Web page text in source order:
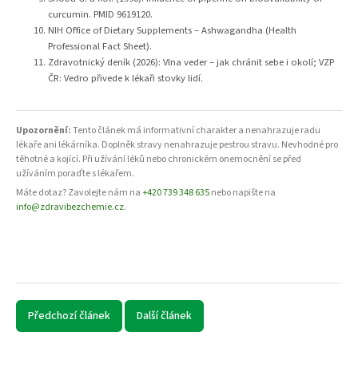
curcumin. PMID 9619120.
NIH Office of Dietary Supplements – Ashwagandha (Health
Professional Fact Sheet).
Zdravotnický deník (2026): Vlna veder – jak chránit sebe i okolí; VZP
ČR: Vedro přivede k lékaři stovky lidí.
Upozornění:Tento článek má informativní charakter a nenahrazuje radu
lékaře ani lékárníka. Doplněk stravy nenahrazuje pestrou stravu. Nevhodné pro
těhotné a kojící. Při užívání léků nebo chronickém onemocnění se před
užíváním poraďte s lékařem.
Máte dotaz? Zavolejte nám na+420 739 348 635nebo napište na
info@zdravibezchemie.cz.
Předchozí článek Další článek